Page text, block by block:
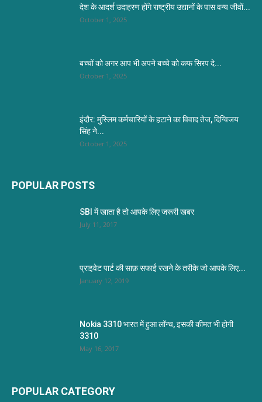
देश के आदर्श उदाहरण होंगे राष्ट्रीय उद्यानों के पास वन्य जीवों...
October 1, 2025
बच्चों को अगर आप भी अपने बच्चे को कफ सिरप दे...
October 1, 2025
इंदौर: मुस्लिम कर्मचारियों के हटाने का विवाद तेज, दिग्विजय
सिंह ने...
October 1, 2025
POPULAR POSTS
SBI में खाता है तो आपके लिए जरूरी खबर
July 11, 2017
प्राइवेट पार्ट की साफ़ सफाई रखने के तरीके जो आपके लिए...
January 12, 2019
Nokia 3310 भारत में हुआ लॉन्च, इसकी कीमत भी होगी
3310
May 16, 2017
POPULAR CATEGORY